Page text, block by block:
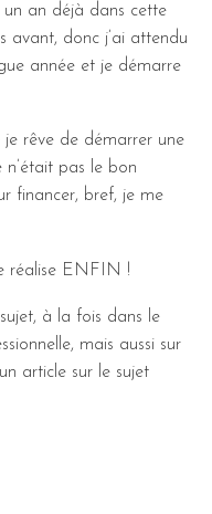
un an déjà dans cette
avant, donc j’ai attendu
année et je démarre
rêve de démarrer une
pas le bon
financer, bref, je me
réalise ENFIN !
à la fois dans le
mais aussi sur
article sur le sujet